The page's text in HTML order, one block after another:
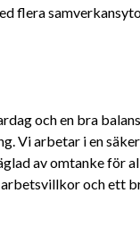
flera
och en bra
Vi arbetar i en
av omtanke för